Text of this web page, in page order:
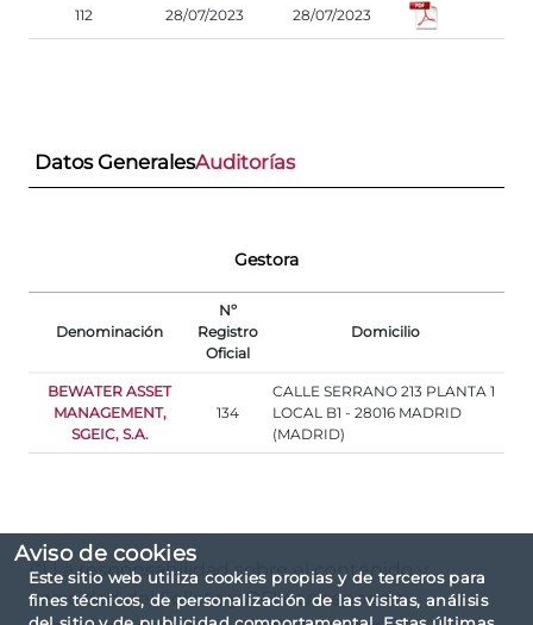
Aviso de cookies
Este sitio web utiliza cookies propias y de terceros para
fines técnicos, de personalización de las visitas, análisis
112 28/07/2023 28/07/2023
Datos GeneralesAuditorías
Gestora
Denominación
Nº
Registro
Oficial
Domicilio
BEWATER ASSET
MANAGEMENT,
SGEIC, S.A.
134
CALLE SERRANO 213 PLANTA 1
LOCAL B1 - 28016 MADRID
(MADRID)
(*) La responsabilidad sobre el contenido y
veracidad del Folleto y DFI corresponde